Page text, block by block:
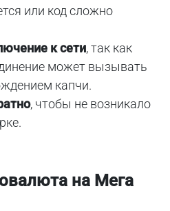
или код сложно
к сети, так как
может вызывать
капчи.
, чтобы не возникало
на Мега